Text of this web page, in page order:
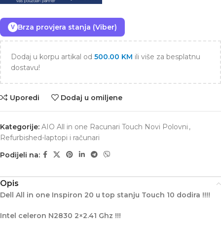
V Brza provjera stanja (Viber)
Dodaj u korpu artikal od 500.00 KM ili više za besplatnu
dostavu!
Uporedi Dodaj u omiljene
Kategorije: AIO All in one Racunari Touch Novi Polovni ,
Refurbished-laptopi i računari
Podijeli na:
Opis
Dell All in one Inspiron 20 u top stanju Touch 10 dodira !!!!
Intel celeron N2830 2×2.41 Ghz !!!